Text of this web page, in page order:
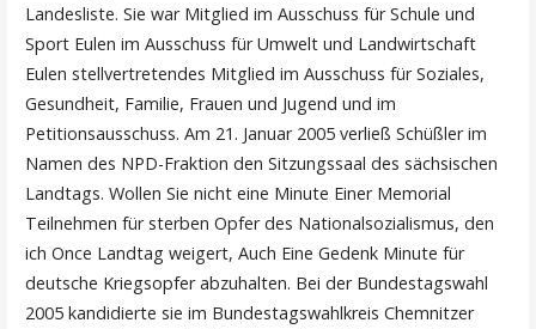
Landesliste. Sie war Mitglied im Ausschuss für Schule und
Sport Eulen im Ausschuss für Umwelt und Landwirtschaft
Eulen stellvertretendes Mitglied im Ausschuss für Soziales,
Gesundheit, Familie, Frauen und Jugend und im
Petitionsausschuss. Am 21. Januar 2005 verließ Schüßler im
Namen des NPD-Fraktion den Sitzungssaal des sächsischen
Landtags. Wollen Sie nicht eine Minute Einer Memorial
Teilnehmen für sterben Opfer des Nationalsozialismus, den
ich Once Landtag weigert, Auch Eine Gedenk Minute für
deutsche Kriegsopfer abzuhalten. Bei der Bundestagswahl
2005 kandidierte sie im Bundestagswahlkreis Chemnitzer